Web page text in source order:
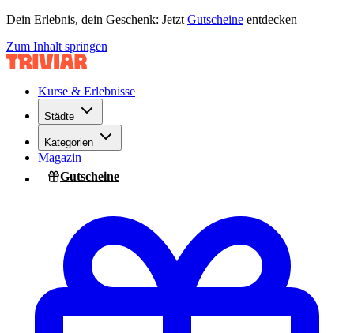
Dein Erlebnis, dein Geschenk: Jetzt Gutscheine entdecken
Zum Inhalt springen
Kurse & Erlebnisse
Städte
Kategorien
Magazin
Gutscheine